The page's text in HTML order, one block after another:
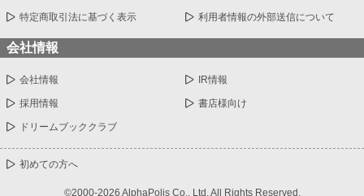
特定商取引法に基づく表示 利用者情報の外部送信について
会社情報
会社情報 IR情報
採用情報 書店様向け
ドリームブッククラブ
初めての方へ
©2000-2026 AlphaPolis Co., Ltd. All Rights Reserved.